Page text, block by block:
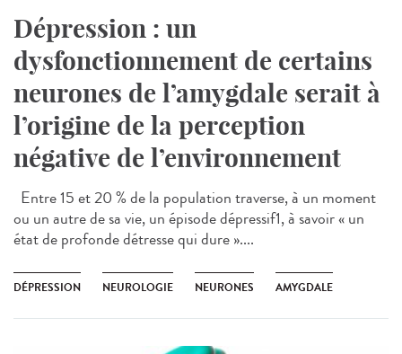
Dépression : un
dysfonctionnement de certains
neurones de l’amygdale serait à
l’origine de la perception
négative de l’environnement
Entre 15 et 20 % de la population traverse, à un moment
ou un autre de sa vie, un épisode dépressif1, à savoir « un
état de profonde détresse qui dure »....
DÉPRESSION NEUROLOGIE NEURONES AMYGDALE